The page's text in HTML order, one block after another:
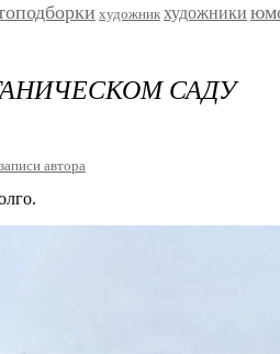
художник художники
САДУ
автора